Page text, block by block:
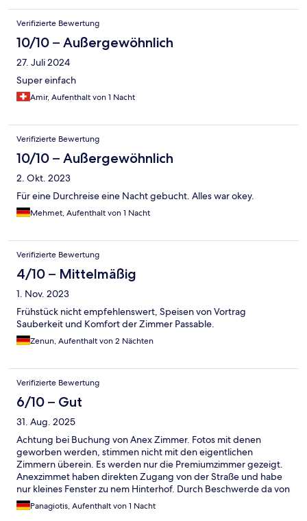
Verifizierte Bewertung
10/10 – Außergewöhnlich
27. Juli 2024
Super einfach
Amir, Aufenthalt von 1 Nacht
Verifizierte Bewertung
10/10 – Außergewöhnlich
2. Okt. 2023
Für eine Durchreise eine Nacht gebucht. Alles war okey.
Mehmet, Aufenthalt von 1 Nacht
Verifizierte Bewertung
4/10 – Mittelmäßig
1. Nov. 2023
Frühstück nicht empfehlenswert, Speisen von Vortrag
Sauberkeit und Komfort der Zimmer Passable.
Zenun, Aufenthalt von 2 Nächten
Verifizierte Bewertung
6/10 – Gut
31. Aug. 2025
Achtung bei Buchung von Anex Zimmer. Fotos mit denen
geworben werden, stimmen nicht mit den eigentlichen
Zimmern überein. Es werden nur die Premiumzimmer gezeigt.
Anexzimmet haben direkten Zugang von der Straße und habe
nur kleines Fenster zu nem Hinterhof. Durch Beschwerde da von
zwei gebuchten Anexzimmern nicht wie angegeben um 15 Uhr
bezogen werden konnten, da noch nicht geteinigt, haben wir
Panagiotis, Aufenthalt von 1 Nacht